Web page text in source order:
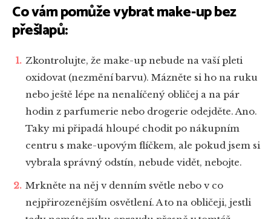
Co vám pomůže vybrat make-up bez
přešlapů:
Zkontrolujte, že make-up nebude na vaší pleti
oxidovat (nezmění barvu). Mázněte si ho na ruku
nebo ještě lépe na nenalíčený obličej a na pár
hodin z parfumerie nebo drogerie odejděte. Ano.
Taky mi připadá hloupé chodit po nákupním
centru s make-upovým flíčkem, ale pokud jsem si
vybrala správný odstín, nebude vidět, nebojte.
Mrkněte na něj v denním světle nebo v co
nejpřirozenějším osvětlení. A to na obličeji, jestli